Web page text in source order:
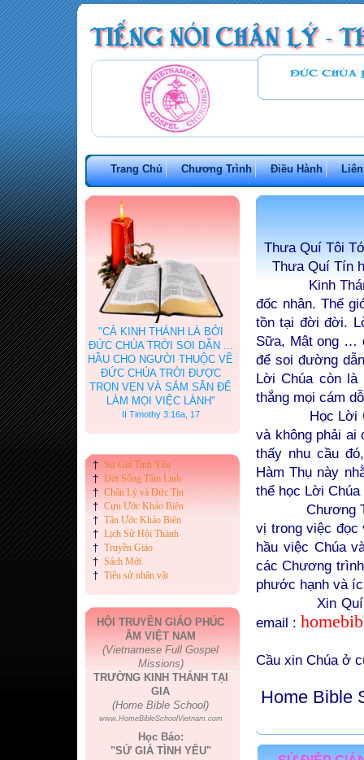
Trang Chủ Chương Trình Điều Hành
"CẢ KINH THÁNH LÀ BỞI
ĐỨC CHÚA TRỜI SOI DẪN ...
HẦU CHO NGƯỜI THUỘC VỀ
ĐỨC CHÚA TRỜI ĐƯỢC
TRỌN VẸN VÀ SẮM SẴN ĐỂ
LÀM MỌI VIỆC LÀNH"
II Timothy 3:16a, 17
† Sứ Giả Tình Yêu
† Đời Sống Tâm Linh
† Chân Lý và Đức Tin
† Cựu Ước Khảo Biên
† Tân Ước Khảo Biên
† Lịch Sử Hội Thánh
† Truyền Giáo
† Sách Mới
† Tiểu sử nhân vật
HỘI TRUYỀN GIÁO PHÚC
ÂM VIỆT NAM
(Vietnamese Full Gospel
Missions)
TRƯỜNG KINH THÁNH TẠI
GIA
(Home Bible School)
www.HomeBibleSchoolVietnam.com
Học Báo:
"SỨ GIẢ TÌNH YÊU"
Thưa Quí Tôi
Thưa Quí Tín
Kinh Thánh -
đốc nhân. Thế
tồn tại đời đời.
Sữa, Mật ong …
để soi đường
Lời Chúa còn là
thắng mọi cám
Học Lời
và không phải ai
thấy nhu cầu
Hàm Thụ này
thể học Lời Chúa
Chương Trình
vị trong việc
hầu việc Chúa
các Chương
phước hạnh và
Xin Quí vị
email :
Cầu xin Chúa ở
Home Bible